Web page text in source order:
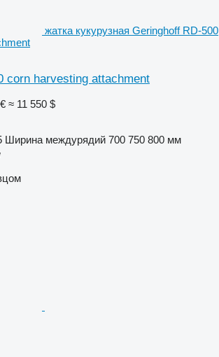
жатка кукурузная Geringhoff RD-500
corn harvesting attachment
≈ 11 550 $
Ширина междурядий 700 750 800 мм